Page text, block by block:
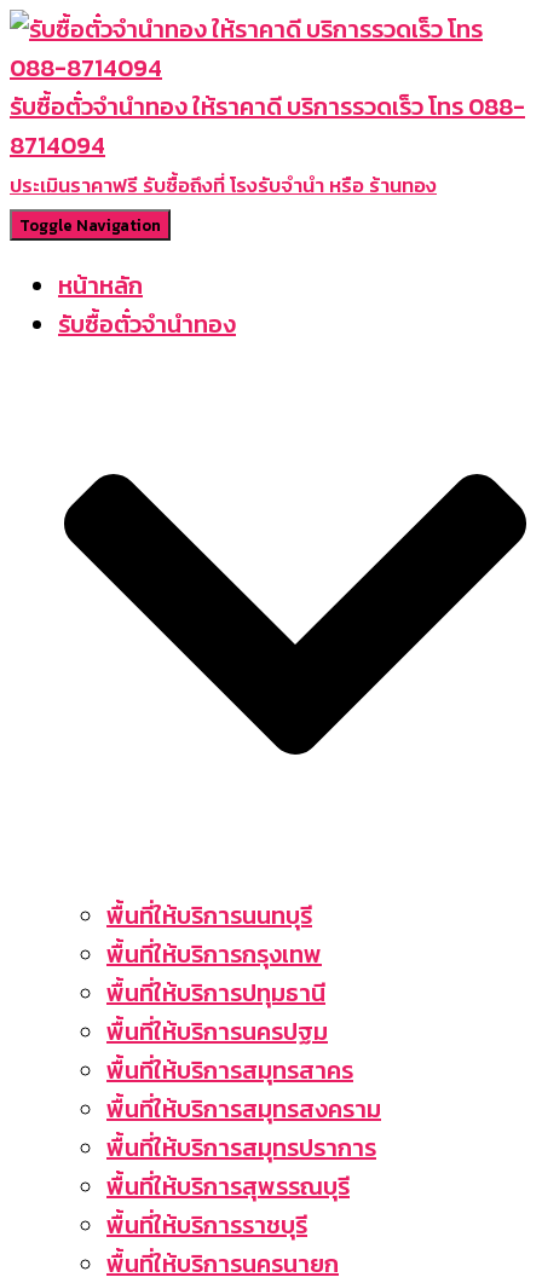
รับซื้อตั๋วจำนำทอง ให้ราคาดี บริการรวดเร็ว โทร 088-
8714094
ประเมินราคาฟรี รับซื้อถึงที่ โรงรับจำนำ หรือ ร้านทอง
Toggle Navigation
หน้าหลัก
รับซื้อตั๋วจำนำทอง
พื้นที่ให้บริการนนทบุรี
พื้นที่ให้บริการกรุงเทพ
พื้นที่ให้บริการปทุมธานี
พื้นที่ให้บริการนครปฐม
พื้นที่ให้บริการสมุทรสาคร
พื้นที่ให้บริการสมุทรสงคราม
พื้นที่ให้บริการสมุทรปราการ
พื้นที่ให้บริการสุพรรณบุรี
พื้นที่ให้บริการราชบุรี
พื้นที่ให้บริการนครนายก